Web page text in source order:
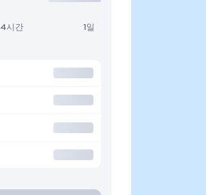
4시간 1일